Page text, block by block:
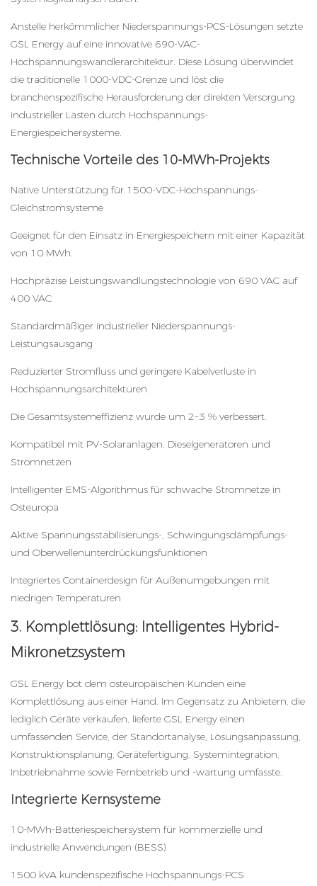
Anstelle herkömmlicher Niederspannungs-PCS-Lösungen setzte
GSL Energy auf eine innovative 690-VAC-
Hochspannungswandlerarchitektur. Diese Lösung überwindet
die traditionelle 1000-VDC-Grenze und löst die
branchenspezifische Herausforderung der direkten Versorgung
industrieller Lasten durch Hochspannungs-
Energiespeichersysteme.
Technische Vorteile des 10-MWh-Projekts
Native Unterstützung für 1500-VDC-Hochspannungs-
Gleichstromsysteme
Geeignet für den Einsatz in Energiespeichern mit einer Kapazität
von 10 MWh.
Hochpräzise Leistungswandlungstechnologie von 690 VAC auf
400 VAC
Standardmäßiger industrieller Niederspannungs-
Leistungsausgang
Reduzierter Stromfluss und geringere Kabelverluste in
Hochspannungsarchitekturen
Die Gesamtsystemeffizienz wurde um 2–3 % verbessert.
Kompatibel mit PV-Solaranlagen, Dieselgeneratoren und
Stromnetzen
Intelligenter EMS-Algorithmus für schwache Stromnetze in
Osteuropa
Aktive Spannungsstabilisierungs-, Schwingungsdämpfungs-
und Oberwellenunterdrückungsfunktionen
Integriertes Containerdesign für Außenumgebungen mit
niedrigen Temperaturen
3. Komplettlösung: Intelligentes Hybrid-
Mikronetzsystem
GSL Energy bot dem osteuropäischen Kunden eine
Komplettlösung aus einer Hand. Im Gegensatz zu Anbietern, die
lediglich Geräte verkaufen, lieferte GSL Energy einen
umfassenden Service, der Standortanalyse, Lösungsanpassung,
Konstruktionsplanung, Gerätefertigung, Systemintegration,
Inbetriebnahme sowie Fernbetrieb und -wartung umfasste.
Integrierte Kernsysteme
10-MWh-Batteriespeichersystem für kommerzielle und
industrielle Anwendungen (BESS)
1500 kVA kundenspezifische Hochspannungs-PCS